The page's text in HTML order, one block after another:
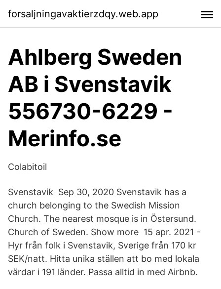
forsaljningavaktierzdqy.web.app
Ahlberg Sweden
AB i Svenstavik
556730-6229 -
Merinfo.se
Colabitoil
Svenstavik Sep 30, 2020 Svenstavik has a
church belonging to the Swedish Mission
Church. The nearest mosque is in Östersund.
Church of Sweden. Show more 15 apr. 2021 -
Hyr från folk i Svenstavik, Sverige från 170 kr
SEK/natt. Hitta unika ställen att bo med lokala
värdar i 191 länder. Passa alltid in med Airbnb.